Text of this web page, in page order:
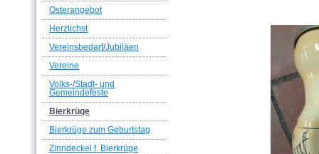
Osterangebot
Herzlichst
Vereinsbedarf/Jubiläen
Vereine
Volks-/Stadt- und
Gemeindefeste
Bierkrüge
Bierkrüge zum Geburtstag
Zinndeckel f. Bierkrüge